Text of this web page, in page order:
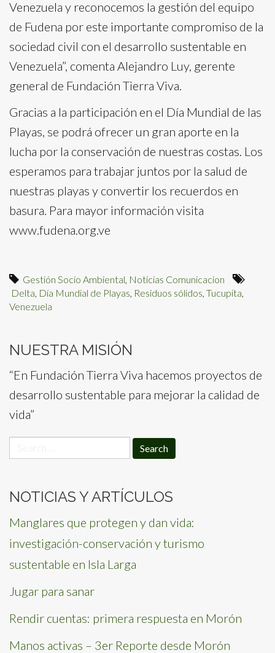
Venezuela y reconocemos la gestión del equipo
de Fudena por este importante compromiso de la
sociedad civil con el desarrollo sustentable en
Venezuela”, comenta Alejandro Luy, gerente
general de Fundación Tierra Viva.
Gracias a la participación en el Día Mundial de las
Playas, se podrá ofrecer un gran aporte en la
lucha por la conservación de nuestras costas. Los
esperamos para trabajar juntos por la salud de
nuestras playas y convertir los recuerdos en
basura. Para mayor información visita
www.fudena.org.ve
Gestión Socio Ambiental Noticias Comunicacion
Delta Día Mundial de Playas Residuos sólidos Tucupita
Venezuela
NUESTRA MISIÓN
“En Fundación Tierra Viva hacemos proyectos de
desarrollo sustentable para mejorar la calidad de
vida”
for:
NOTICIAS Y ARTÍCULOS
Manglares que protegen y dan vida:
investigación-conservación y turismo
sustentable en Isla Larga
Jugar para sanar
Rendir cuentas: primera respuesta en Morón
Manos activas – 3er Reporte desde Morón